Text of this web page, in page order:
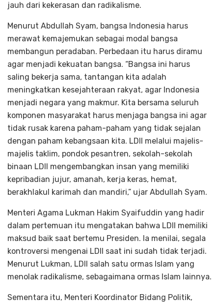
jauh dari kekerasan dan radikalisme.
Menurut Abdullah Syam, bangsa Indonesia harus
merawat kemajemukan sebagai modal bangsa
membangun peradaban. Perbedaan itu harus diramu
agar menjadi kekuatan bangsa. “Bangsa ini harus
saling bekerja sama, tantangan kita adalah
meningkatkan kesejahteraan rakyat, agar Indonesia
menjadi negara yang makmur. Kita bersama seluruh
komponen masyarakat harus menjaga bangsa ini agar
tidak rusak karena paham-paham yang tidak sejalan
dengan paham kebangsaan kita. LDII melalui majelis-
majelis taklim, pondok pesantren, sekolah-sekolah
binaan LDII mengembangkan insan yang memiliki
kepribadian jujur, amanah, kerja keras, hemat,
berakhlakul karimah dan mandiri,” ujar Abdullah Syam.
Menteri Agama Lukman Hakim Syaifuddin yang hadir
dalam pertemuan itu mengatakan bahwa LDII memiliki
maksud baik saat bertemu Presiden. Ia menilai, segala
kontroversi mengenai LDII saat ini sudah tidak terjadi.
Menurut Lukman, LDII salah satu ormas Islam yang
menolak radikalisme, sebagaimana ormas Islam lainnya.
Sementara itu, Menteri Koordinator Bidang Politik,